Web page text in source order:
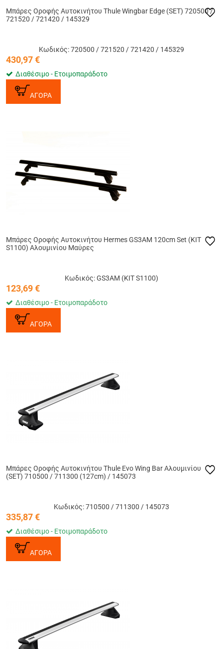
Μπάρες Οροφής Αυτοκινήτου Thule Wingbar Edge (SET) 720500 /
721520 / 721420 / 145329
Κωδικός: 720500 / 721520 / 721420 / 145329
430,97€
Διαθέσιμο - Ετοιμοπαράδοτο
ΑΓΟΡΑ
Μπάρες Οροφής Αυτοκινήτου Hermes GS3AM 120cm Set (KIT
S1100) Αλουμινίου Μαύρες
Κωδικός: GS3AM (KIT S1100)
123,69€
Διαθέσιμο - Ετοιμοπαράδοτο
ΑΓΟΡΑ
Μπάρες Οροφής Αυτοκινήτου Thule Evo Wing Bar Αλουμινίου
(SET) 710500 / 711300 (127cm) / 145073
Κωδικός: 710500 / 711300 / 145073
335,87€
Διαθέσιμο - Ετοιμοπαράδοτο
ΑΓΟΡΑ